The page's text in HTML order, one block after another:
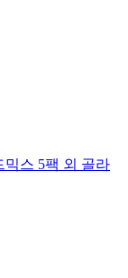
믹스 5팩 외 골라